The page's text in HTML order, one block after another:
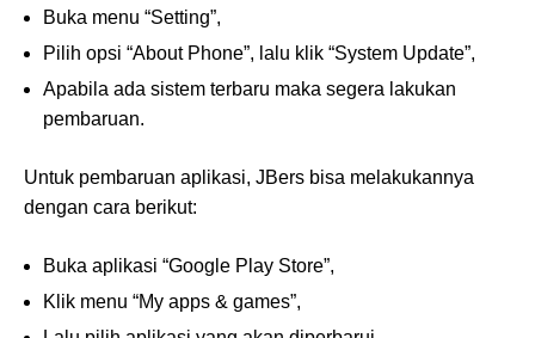
Buka menu “Setting”,
Pilih opsi “About Phone”, lalu klik “System Update”,
Apabila ada sistem terbaru maka segera lakukan
pembaruan.
Untuk pembaruan aplikasi, JBers bisa melakukannya
dengan cara berikut:
Buka aplikasi “Google Play Store”,
Klik menu “My apps & games”,